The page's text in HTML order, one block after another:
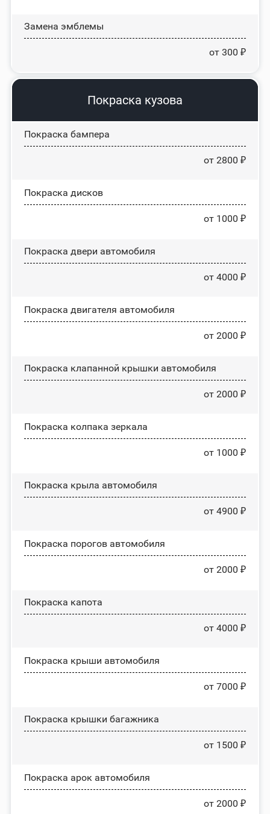
Замена эмблемы
от 300 ₽
Покраска кузова
Покраска бампера
от 2800 ₽
Покраска дисков
от 1000 ₽
Покраска двери автомобиля
от 4000 ₽
Покраска двигателя автомобиля
от 2000 ₽
Покраска клапанной крышки автомобиля
от 2000 ₽
Покраска колпака зеркала
от 1000 ₽
Покраска крыла автомобиля
от 4900 ₽
Покраска порогов автомобиля
от 2000 ₽
Покраска капота
от 4000 ₽
Покраска крыши автомобиля
от 7000 ₽
Покраска крышки багажника
от 1500 ₽
Покраска арок автомобиля
от 2000 ₽